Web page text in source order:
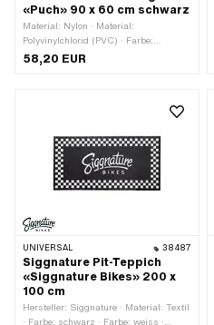
«Puch» 90 x 60 cm schwarz
Material: Nylon · Material:
Polyvinylchlorid (PVC) · Farbe:
schwarz · Breite: 900 mm ·
58,20 EUR
UNIVERSAL 38487
Siggnature Pit-Teppich
«Siggnature Bikes» 200 x
100 cm
Hersteller: Siggnature · Material: Textil
· Farbe: schwarz · Farbe: weiss ·